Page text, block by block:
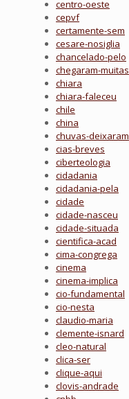
centro-oeste
cepvf
certamente-sem
cesare-nosiglia
chancelado-pelo
chegaram-muitas
chiara
chiara-faleceu
chile
china
chuvas-deixaram
cias-breves
ciberteologia
cidadania
cidadania-pela
cidade
cidade-nasceu
cidade-situada
cientifica-acad
cima-congrega
cinema
cinema-implica
cio-fundamental
cio-nesta
claudio-maria
clemente-isnard
cleo-natural
clica-ser
clique-aqui
clovis-andrade